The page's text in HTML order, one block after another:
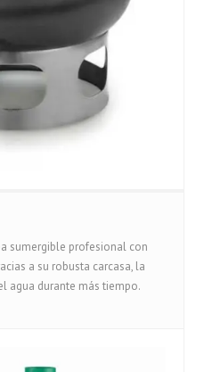
sumergible profesional con
a su robusta carcasa, la
agua durante más tiempo.